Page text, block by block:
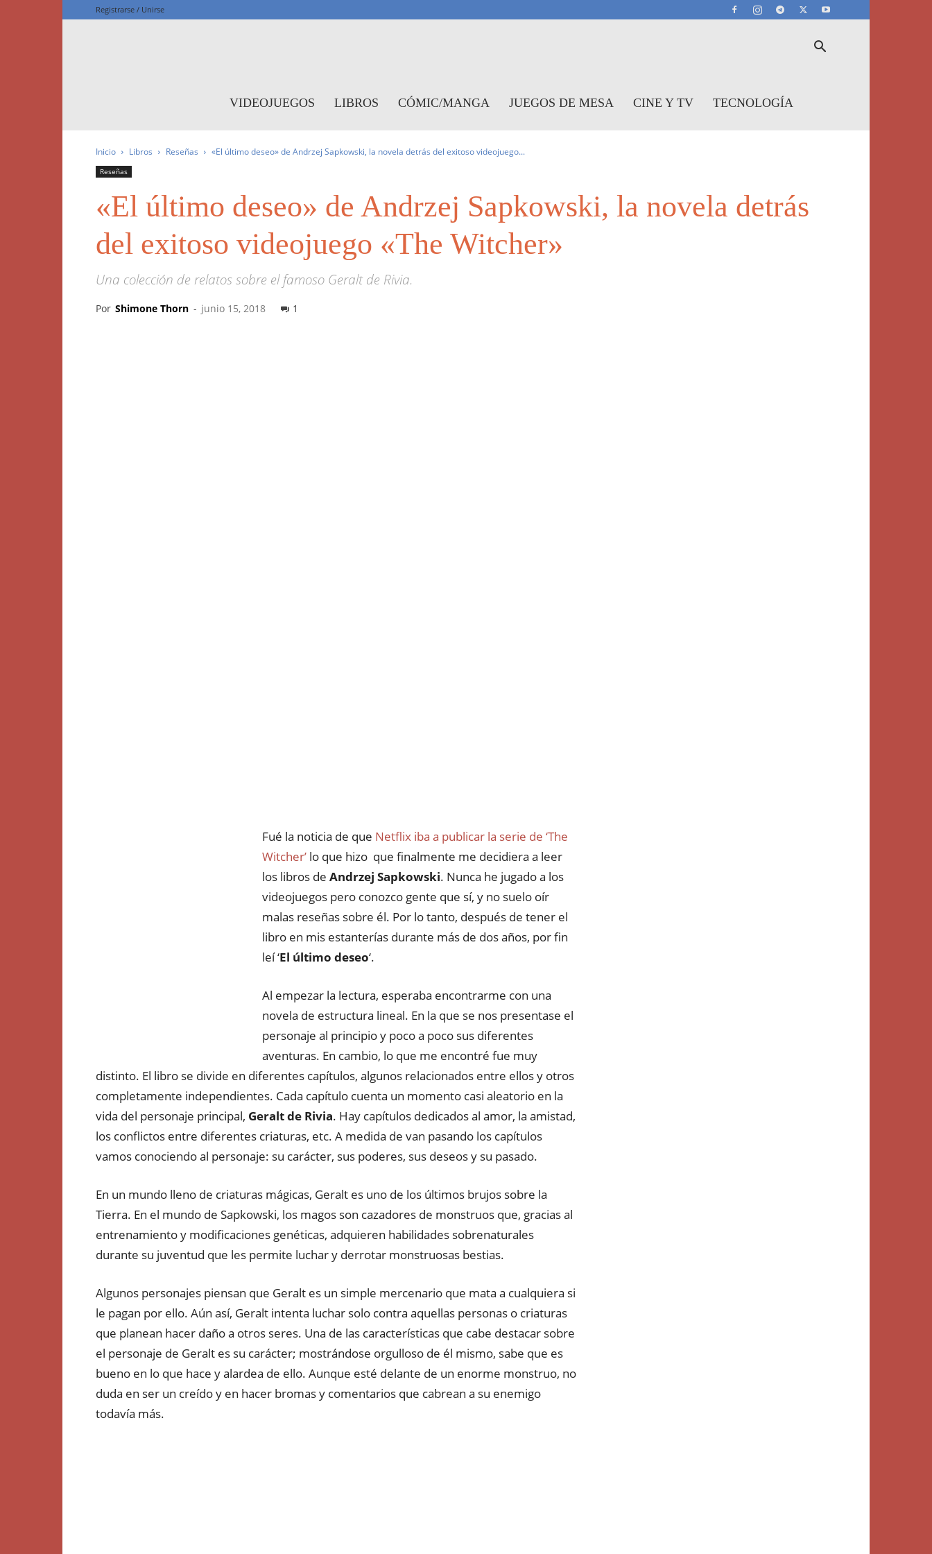
Registrarse / Unirse
VIDEOJUEGOS LIBROS CÓMIC/MANGA JUEGOS DE MESA CINE Y TV TECNOLOGÍA
Inicio Libros Reseñas «El último deseo» de Andrzej Sapkowski, la novela detrás del exitoso videojuego...
Reseñas
«El último deseo» de Andrzej Sapkowski, la novela detrás
del exitoso videojuego «The Witcher»
Una colección de relatos sobre el famoso Geralt de Rivia.
Por Shimone Thorn - junio 15, 2018 1
Fué la noticia de que Netflix iba a publicar la serie de ‘The
Witcher’ lo que hizo que finalmente me decidiera a leer
los libros de Andrzej Sapkowski. Nunca he jugado a los
videojuegos pero conozco gente que sí, y no suelo oír
malas reseñas sobre él. Por lo tanto, después de tener el
libro en mis estanterías durante más de dos años, por fin
leí ‘El último deseo‘.
Al empezar la lectura, esperaba encontrarme con una
novela de estructura lineal. En la que se nos presentase el
personaje al principio y poco a poco sus diferentes
aventuras. En cambio, lo que me encontré fue muy
distinto. El libro se divide en diferentes capítulos, algunos relacionados entre ellos y otros
completamente independientes. Cada capítulo cuenta un momento casi aleatorio en la
vida del personaje principal, Geralt de Rivia. Hay capítulos dedicados al amor, la amistad,
los conflictos entre diferentes criaturas, etc. A medida de van pasando los capítulos
vamos conociendo al personaje: su carácter, sus poderes, sus deseos y su pasado.
En un mundo lleno de criaturas mágicas, Geralt es uno de los últimos brujos sobre la
Tierra. En el mundo de Sapkowski, los magos son cazadores de monstruos que, gracias al
entrenamiento y modificaciones genéticas, adquieren habilidades sobrenaturales
durante su juventud que les permite luchar y derrotar monstruosas bestias.
Algunos personajes piensan que Geralt es un simple mercenario que mata a cualquiera si
le pagan por ello. Aún así, Geralt intenta luchar solo contra aquellas personas o criaturas
que planean hacer daño a otros seres. Una de las características que cabe destacar sobre
el personaje de Geralt es su carácter; mostrándose orgulloso de él mismo, sabe que es
bueno en lo que hace y alardea de ello. Aunque esté delante de un enorme monstruo, no
duda en ser un creído y en hacer bromas y comentarios que cabrean a su enemigo
todavía más.